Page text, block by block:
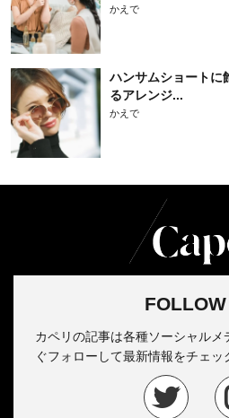
かえで
ハンサムショートに
るアレンジ...
かえで
カペリの記事は各種ソーシャルメ
ぐフォローして最新情報をチェッ